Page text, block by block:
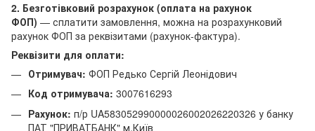
2. Безготівковий розрахунок (оплата на рахунок
ФОП) — сплатити замовлення, можна на розрахунковий
рахунок ФОП за реквізитами (рахунок-фактура).
Реквізити для оплати:
Отримувач: ФОП Редько Сергій Леонідович
Код отримувача: 3007616293
Рахунок: п/р UA583052990000026002026220326 у банку
ПАТ "ПРИВАТБАНК" м.Київ